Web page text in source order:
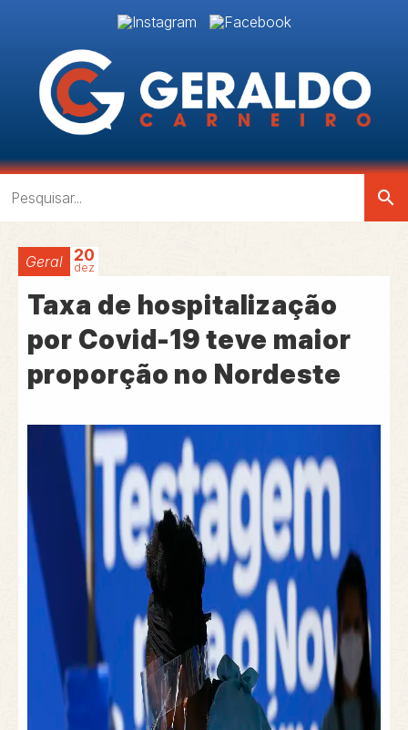
search
Geral 20
dez
Taxa de hospitalização
por Covid-19 teve maior
proporção no Nordeste